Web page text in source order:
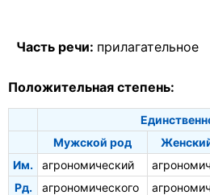
Часть речи: прилагательное
Положительная степень:
Мужской род
Им.
агрономический
Рд.
агрономического